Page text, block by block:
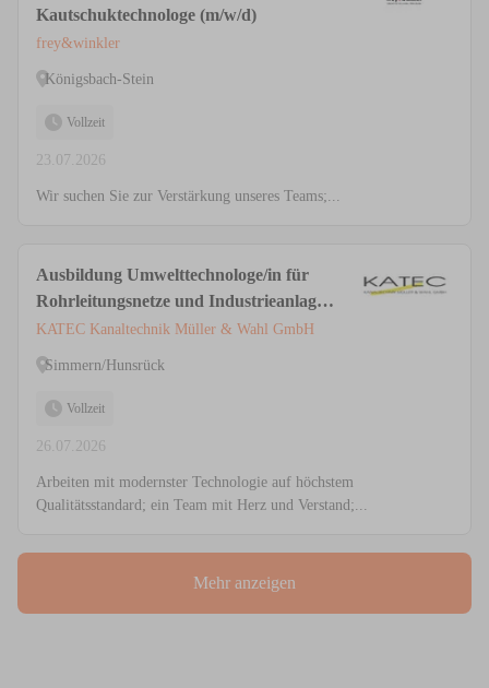
Kautschuktechnologe (m/w/d)
frey&winkler
Königsbach-Stein
Vollzeit
23.07.2026
Wir suchen Sie zur Verstärkung unseres Teams;...
Ausbildung Umwelttechnologe/in für
Rohrleitungsnetze und Industrieanlagen
(m/w/d)
KATEC Kanaltechnik Müller & Wahl GmbH
Simmern/Hunsrück
Vollzeit
26.07.2026
Arbeiten mit modernster Technologie auf höchstem
Qualitätsstandard; ein Team mit Herz und Verstand;...
Mehr anzeigen